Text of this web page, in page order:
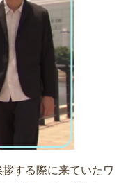
する際に来ていたワ